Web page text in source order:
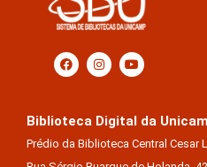
Biblioteca Digital da
Prédio da Biblioteca Central Cesar